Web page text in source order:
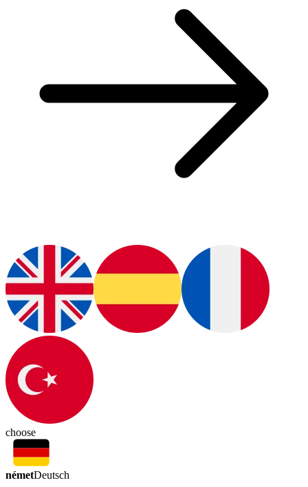
choose
németDeutsch